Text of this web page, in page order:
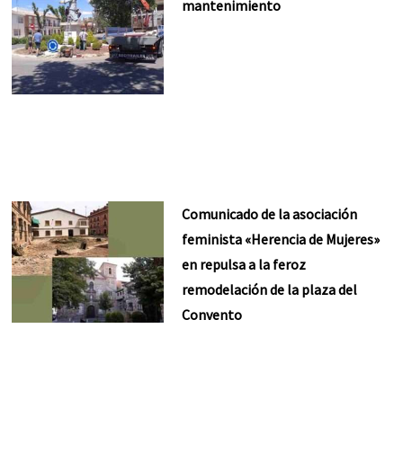
mantenimiento
Comunicado de la asociación
feminista «Herencia de Mujeres»
en repulsa a la feroz
remodelación de la plaza del
Convento